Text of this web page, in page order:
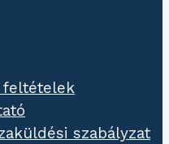
feltételek
szabályzat